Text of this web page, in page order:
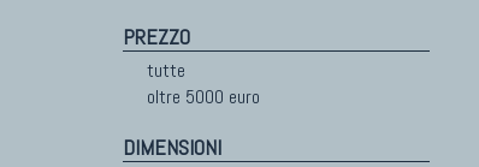
PREZZO
tutte
oltre 5000 euro
DIMENSIONI